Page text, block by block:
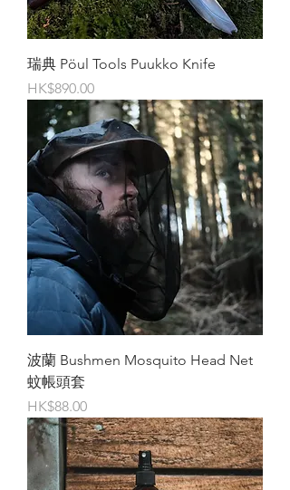
瑞典 Pöul Tools Puukko Knife
價格
HK$890.00
波蘭 Bushmen Mosquito Head Net
蚊帳頭套
價格
HK$88.00